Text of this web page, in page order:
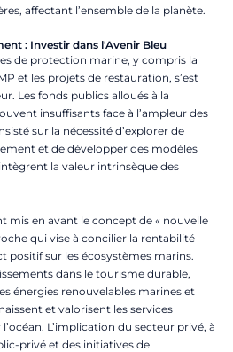
affectant l’ensemble de la planète.
: Investir dans l'Avenir Bleu
de protection marine, y compris la
et les projets de restauration, s’est
Les fonds publics alloués à la
insuffisants face à l’ampleur des
sur la nécessité d’explorer de
et de développer des modèles
la valeur intrinsèque des
mis en avant le concept de « nouvelle
qui vise à concilier la rentabilité
positif sur les écosystèmes marins.
dans le tourisme durable,
énergies renouvelables marines et
et valorisent les services
L’implication du secteur privé, à
privé et des initiatives de